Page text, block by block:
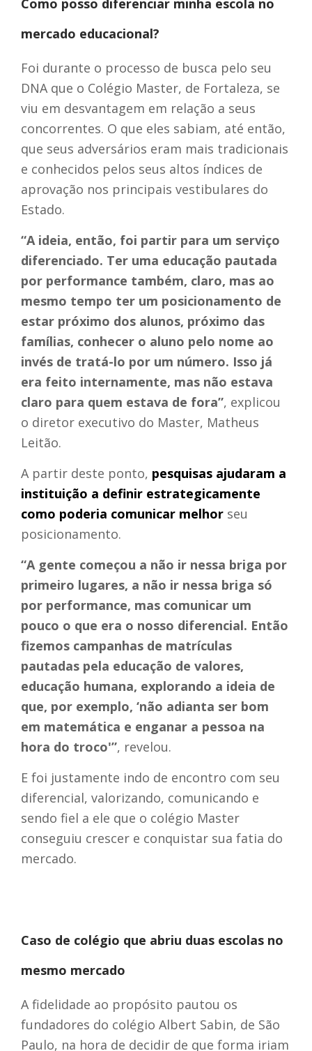
mercado educacional?
Foi durante o processo de busca pelo seu
DNA que o Colégio Master, de Fortaleza, se
viu em desvantagem em relação a seus
concorrentes. O que eles sabiam, até então,
que seus adversários eram mais tradicionais
e conhecidos pelos seus altos índices de
aprovação nos principais vestibulares do
Estado.
“A ideia, então, foi partir para um serviço
diferenciado. Ter uma educação pautada
por performance também, claro, mas ao
mesmo tempo ter um posicionamento de
estar próximo dos alunos, próximo das
famílias, conhecer o aluno pelo nome ao
invés de tratá-lo por um número. Isso já
era feito internamente, mas não estava
claro para quem estava de fora”, explicou
o diretor executivo do Master, Matheus
Leitão.
A partir deste ponto, pesquisas ajudaram a
instituição a definir estrategicamente
como poderia comunicar melhor seu
posicionamento.
“A gente começou a não ir nessa briga por
primeiro lugares, a não ir nessa briga só
por performance, mas comunicar um
pouco o que era o nosso diferencial. Então
fizemos campanhas de matrículas
pautadas pela educação de valores,
educação humana, explorando a ideia de
que, por exemplo, ‘não adianta ser bom
em matemática e enganar a pessoa na
hora do troco'”, revelou.
E foi justamente indo de encontro com seu
diferencial, valorizando, comunicando e
sendo fiel a ele que o colégio Master
conseguiu crescer e conquistar sua fatia do
mercado.
Caso de colégio que abriu duas escolas no
mesmo mercado
A fidelidade ao propósito pautou os
fundadores do colégio Albert Sabin, de São
Paulo, na hora de decidir de que forma iriam